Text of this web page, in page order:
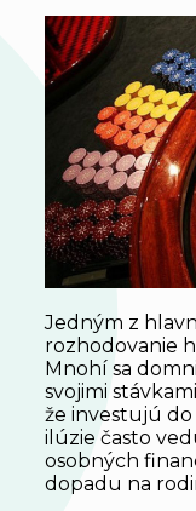
Jedným z
rozhodovanie
Mnohí sa
svojimi
že investujú do
ilúzie často
osobných
dopadu na